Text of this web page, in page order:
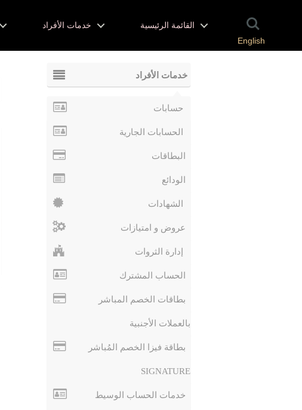
خدمات الأفراد القائمة الرئيسية
English
خدمات الأفراد
حسابات
الحسابات الجارية
البطاقات
الودائع
الشهادات
عروض و امتيازات
إدارة الثروات
الحساب المشترك
بطاقات الخصم المباشر
بالعملات الأجنبية
بطاقة فيزا الخصم المُباشر
SIGNATURE
خدمات الحساب الوسيط